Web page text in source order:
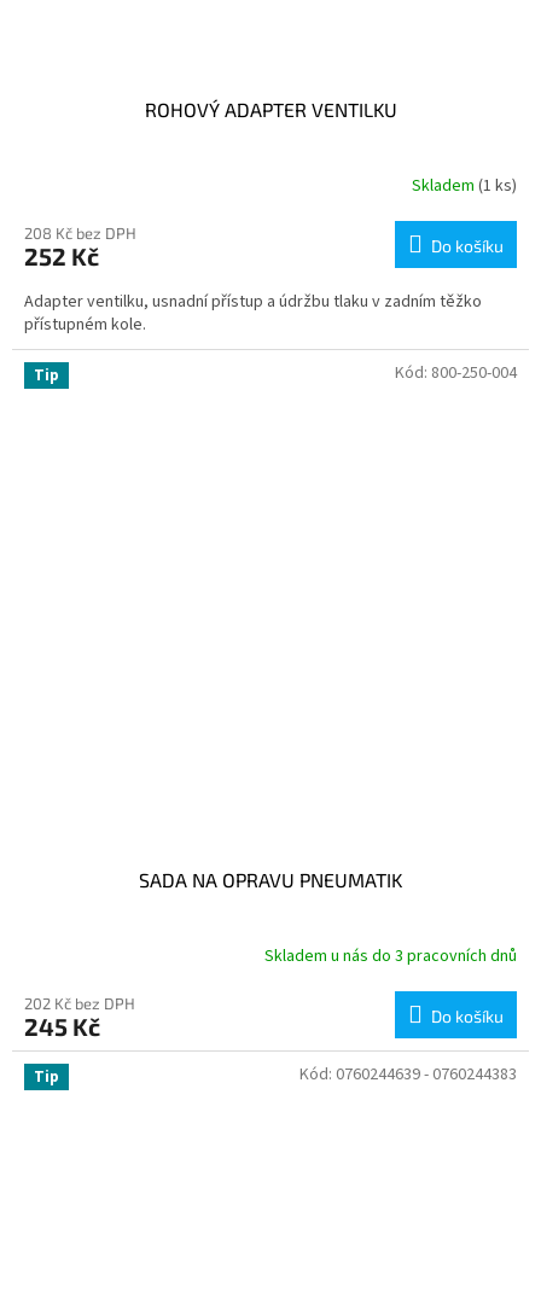
ROHOVÝ ADAPTER VENTILKU
Skladem (1 ks)
208 Kč bez DPH
252 Kč Do košíku
Adapter ventilku, usnadní přístup a údržbu tlaku v zadním těžko
přístupném kole.
Tip
SADA NA OPRAVU PNEUMATIK
Skladem u nás do 3 pracovních dnů
202 Kč bez DPH
245 Kč Do košíku
Kód: 800-250-004
Tip Kód: 0760244639 - 0760244383